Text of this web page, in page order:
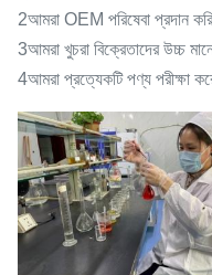
2আমরা OEM পরিষেবা প্রদান করি
3আমরা খুচরা বিক্রেতাদের উচ্চ
4আমরা প্রত্যেকটি পণ্য পরীক্ষা